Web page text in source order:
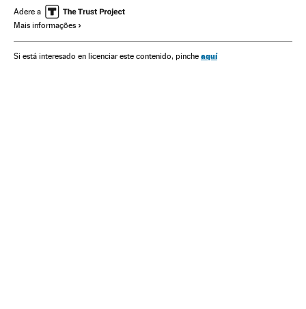
Europa Ocidental Mulheres
Relações gênero
Preconceitos Eventos Cultura Europa Indústria
Adere a
Mais informações
Si está interesado en licenciar este contenido, pinche aquí